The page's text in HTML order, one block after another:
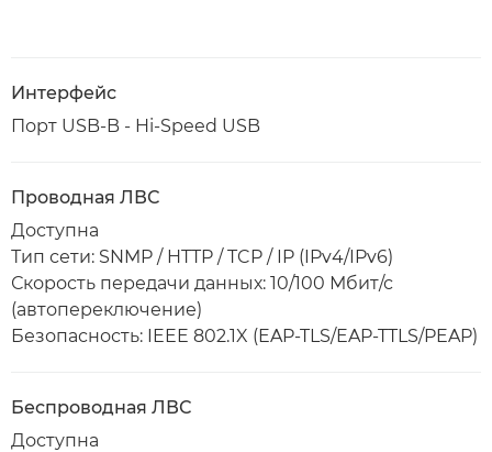
Интерфейс
Порт USB-B - Hi-Speed USB
Проводная ЛВС
Доступна
Тип сети: SNMP / HTTP / TCP / IP (IPv4/IPv6)
Скорость передачи данных: 10/100 Мбит/с
(автопереключение)
Безопасность: IEEE 802.1X (EAP-TLS/EAP-TTLS/PEAP)
Беспроводная ЛВС
Доступна